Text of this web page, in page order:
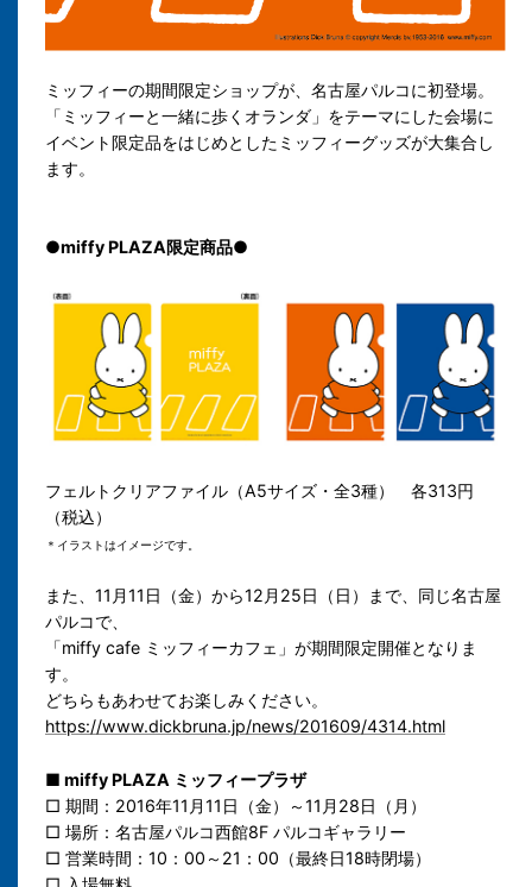
ミッフィーの期間限定ショップが、名古屋パルコに初登場。
「ミッフィーと一緒に歩くオランダ」をテーマにした会場に
イベント限定品をはじめとしたミッフィーグッズが大集合し
ます。
●miffy PLAZA限定商品●
フェルトクリアファイル（A5サイズ・ 全3種） 各313円
（税込）
＊イラストはイメージです。
また、11月11日（金）から12月25日（日）まで、同じ名古屋
パルコで、
「miffy cafe ミッフィーカフェ」が期間限定開催となりま
す。
どちらもあわせてお楽しみください。
https://www.dickbruna.jp/news/201609/4314.html
■ miffy PLAZA ミッフィープラザ
□ 期間： 2016年11月11日（金）～11月28日（月）
□ 場所：名古屋パルコ西館8F パルコギャラリー
□ 営業時間： 10：00～21：00（最終日18時閉場）